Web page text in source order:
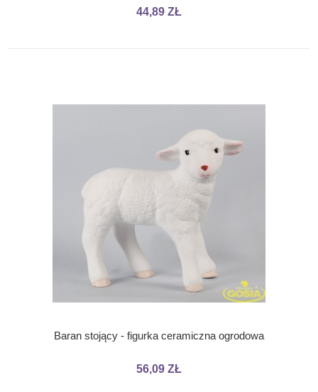
44,89 ZŁ
Baran stojący - figurka ceramiczna ogrodowa
56,09 ZŁ